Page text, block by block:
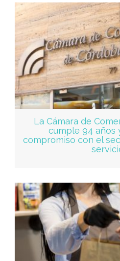
La Cámara de
cumple 94 años
compromiso con el